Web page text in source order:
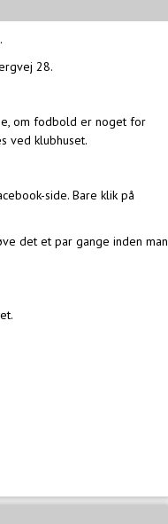
28.
om fodbold er noget for
ved klubhuset.
side. Bare klik på
det et par gange inden man